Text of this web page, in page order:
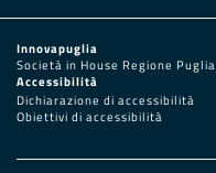
Innovapuglia
Società in House Regione Puglia
Accessibilità
Dichiarazione di accessibilità
Obiettivi di accessibilità